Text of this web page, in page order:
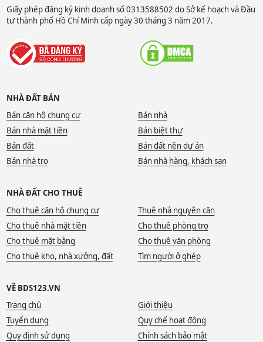
Giấy phép đăng ký kinh doanh số 0313588502 do Sở kế hoạch và Đầu
tư thành phố Hồ Chí Minh cấp ngày 30 tháng 3 năm 2017.
NHÀ ĐẤT BÁN
Bán căn hộ chung cư
Bán nhà
Bán nhà mặt tiền
Bán biệt thự
Bán đất
Bán đất nền dự án
Bán nhà trọ
Bán nhà hàng, khách sạn
NHÀ ĐẤT CHO THUÊ
Cho thuê căn hộ chung cư
Thuê nhà nguyên căn
Cho thuê nhà mặt tiền
Cho thuê phòng trọ
Cho thuê mặt bằng
Cho thuê văn phòng
Cho thuê kho, nhà xưởng, đất
Tìm người ở ghép
VỀ BDS123.VN
Trang chủ
Giới thiệu
Tuyển dụng
Quy chế hoạt động
Quy định sử dụng
Chính sách bảo mật